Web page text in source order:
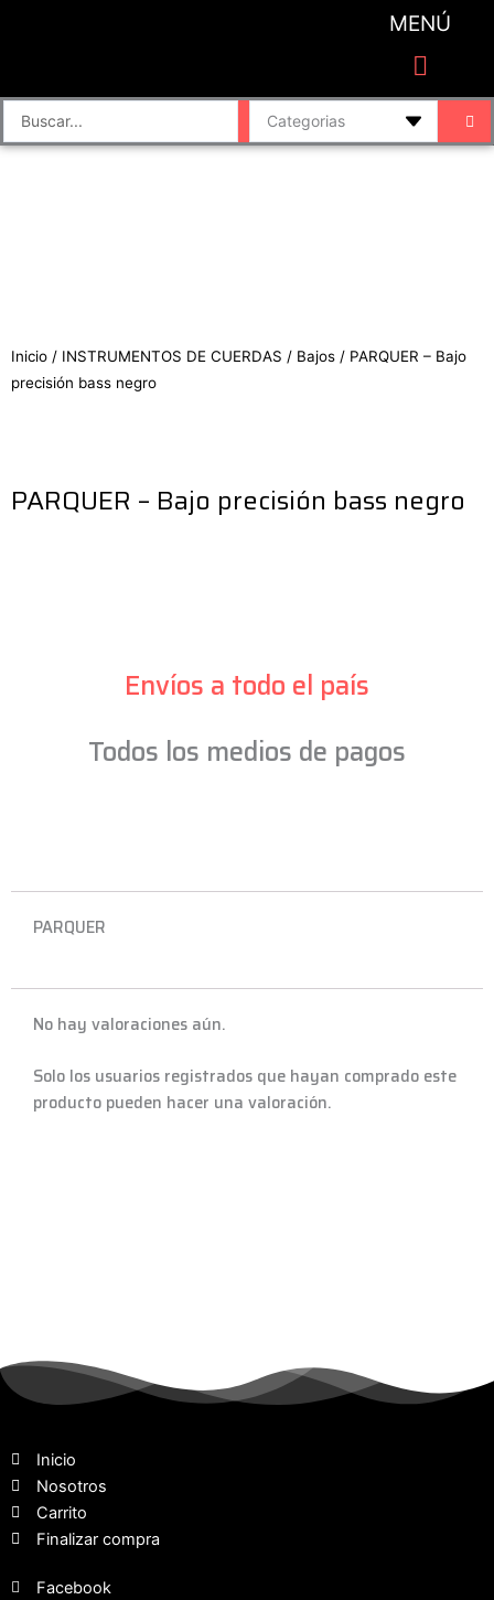
MENÚ
Search
...
Inicio / INSTRUMENTOS DE CUERDAS / Bajos / PARQUER – Bajo
precisión bass negro
PARQUER – Bajo precisión bass negro
Envíos a todo el país
Todos los medios de pagos
PARQUER
No hay valoraciones aún.
Solo los usuarios registrados que hayan comprado este
producto pueden hacer una valoración.
Inicio
Nosotros
Carrito
Finalizar compra
Facebook